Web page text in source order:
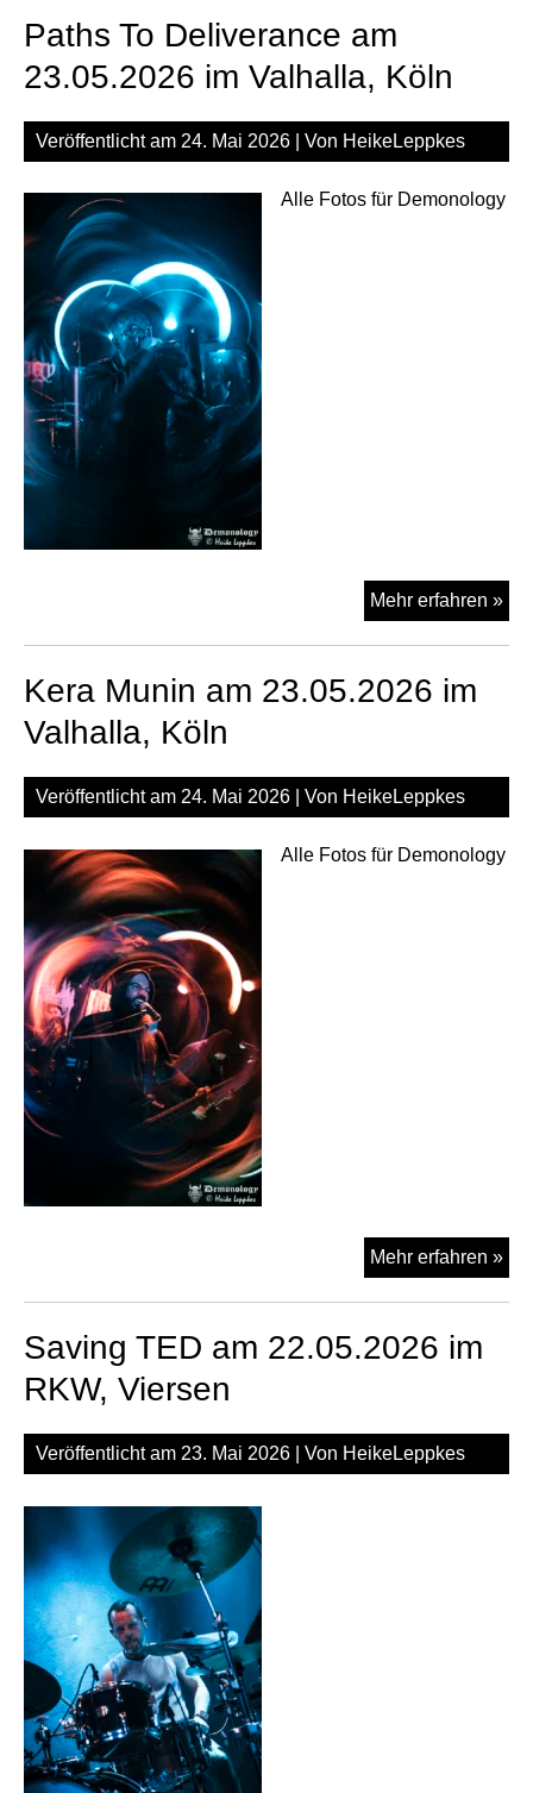
Paths To Deliverance am
23.05.2026 im Valhalla, Köln
Veröffentlicht am 24. Mai 2026 | Von HeikeLeppkes
Alle Fotos für Demonology
Mehr erfahren »
Kera Munin am 23.05.2026 im
Valhalla, Köln
Veröffentlicht am 24. Mai 2026 | Von HeikeLeppkes
Alle Fotos für Demonology
Mehr erfahren »
Saving TED am 22.05.2026 im
RKW, Viersen
Veröffentlicht am 23. Mai 2026 | Von HeikeLeppkes